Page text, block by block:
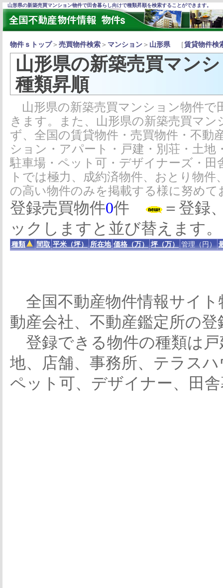
山形県の新築売買マンション物件で田舎暮らし向けで種類昇順を検索することができます。
物件ｓトップ＞ 売買物件検索 ＞ マンション ＞ 山形県［賃貸物件検
山形県の新築売買マン
種類昇順
山形県の新築売買マンション物件で
きます。また、山形県の新築売買マ
ず、全国の賃貸物件・売買物件・不動
ション・アパート・戸建・別荘・土
駐車場・ペット可・デザイナーズ・
トでは極力、成約済物件、おとり物
の高い物件のみを掲載する様に努めて
登録売買物件0件
＝登録
ックしますと並び替えます。
種類 間取 平米（坪） 所在地 価格（万） 坪（万） 管理（円）
全国不動産物件情報サイト
動産会社、不動産鑑定所の
登録できる物件の種類は
地、店舗、事務所、テラス
ペット可、デザイナー、田